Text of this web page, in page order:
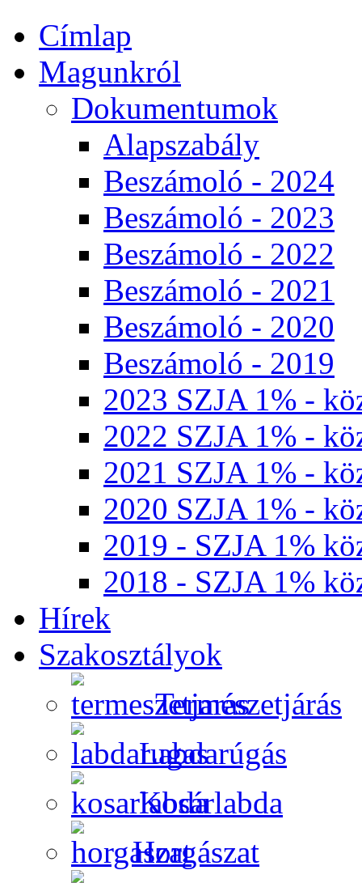
Címlap
Magunkról
Dokumentumok
Alapszabály
Beszámoló - 2024
Beszámoló - 2023
Beszámoló - 2022
Beszámoló - 2021
Beszámoló - 2020
Beszámoló - 2019
2023 SZJA 1% -
2022 SZJA 1% -
2021 SZJA 1% -
2020 SZJA 1% -
2019 - SZJA 1%
2018 - SZJA 1%
Hírek
Szakosztályok
Természetjárás
Labdarúgás
Kosárlabda
Horgászat